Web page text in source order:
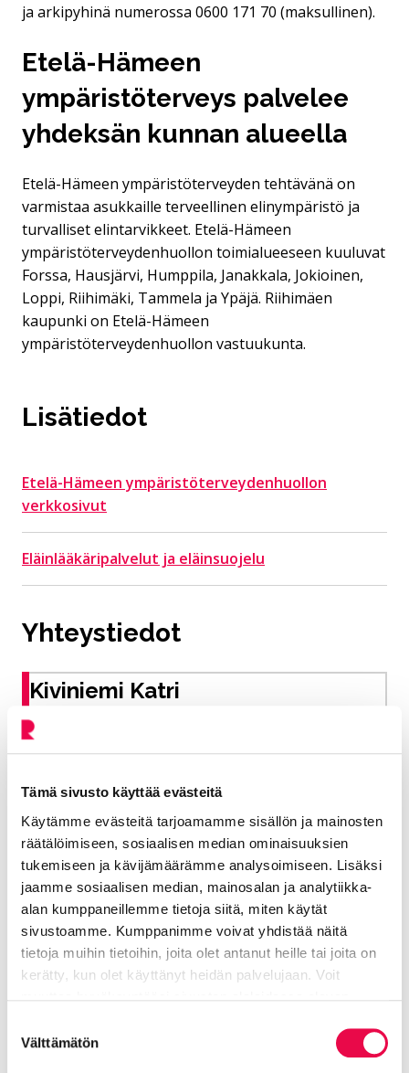
Tämä sivusto käyttää evästeitä
Käytämme evästeitä tarjoamamme sisällön ja mainosten
räätälöimiseen, sosiaalisen median ominaisuuksien
tukemiseen ja kävijämäärämme analysoimiseen. Lisäksi
jaamme sosiaalisen median, mainosalan ja analytiikka-
alan kumppaneillemme tietoja siitä, miten käytät
sivustoamme. Kumppanimme voivat yhdistää näitä
tietoja muihin tietoihin, joita olet antanut heille tai joita on
kerätty, kun olet käyttänyt heidän palvelujaan. Voit
valinta
Välttämätön
ja arkipyhinä numerossa 0600 171 70 (maksullinen).
Etelä-Hämeen
ympäristöterveys palvelee
yhdeksän kunnan alueella
Etelä-Hämeen ympäristöterveyden tehtävänä on
varmistaa asukkaille terveellinen elinympäristö ja
turvalliset elintarvikkeet. Etelä-Hämeen
ympäristöterveydenhuollon toimialueeseen kuuluvat
Forssa, Hausjärvi, Humppila, Janakkala, Jokioinen,
Loppi, Riihimäki, Tammela ja Ypäjä. Riihimäen
kaupunki on Etelä-Hämeen
ympäristöterveydenhuollon vastuukunta.
Lisätiedot
Etelä-Hämeen ympäristöterveydenhuollon
verkkosivut
Eläinlääkäripalvelut ja eläinsuojelu
Yhteystiedot
Kiviniemi Katri
Ympäristöterveyspäällikkö
040 330 5770
katri.kiviniemi@riihimaki.fi
Haltiala Tuomas
Elinvoiman toimiala, ympäristöterveys